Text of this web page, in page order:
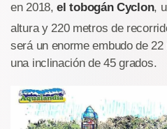
en 2018,el tobogán Cyclon,
altura y 220 metros de
será un enorme embudo de
una inclinación de 45 grados.